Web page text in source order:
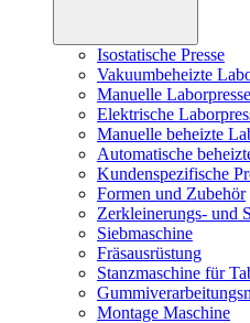
Isostatische Presse
Vakuumbeheizte
Manuelle Laborpresse
Elektrische
Manuelle beheizte
Automatische
Kundenspezifische
Formen und Zubehör
Zerkleinerungs- und
Siebmaschine
Fräsausrüstung
Stanzmaschine für
Montage Maschine